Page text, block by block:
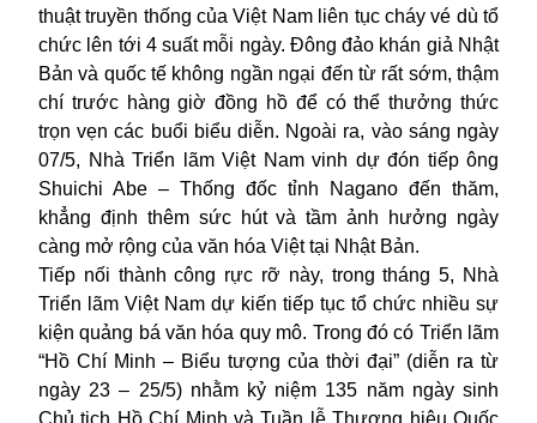
thuật truyền thống của Việt Nam liên tục cháy vé dù tổ
chức lên tới 4 suất mỗi ngày. Đông đảo khán giả Nhật
Bản và quốc tế không ngần ngại đến từ rất sớm, thậm
chí trước hàng giờ đồng hồ để có thể thưởng thức
trọn vẹn các buổi biểu diễn. Ngoài ra, vào sáng ngày
07/5, Nhà Triển lãm Việt Nam vinh dự đón tiếp ông
Shuichi Abe – Thống đốc tỉnh Nagano đến thăm,
khẳng định thêm sức hút và tầm ảnh hưởng ngày
càng mở rộng của văn hóa Việt tại Nhật Bản.
Tiếp nối thành công rực rỡ này, trong tháng 5, Nhà
Triển lãm Việt Nam dự kiến tiếp tục tổ chức nhiều sự
kiện quảng bá văn hóa quy mô. Trong đócó Triển lãm
“Hồ Chí Minh – Biểu tượng của thời đại” (diễn ra từ
ngày 23 – 25/5) nhằm kỷ niệm 135 năm ngày sinh